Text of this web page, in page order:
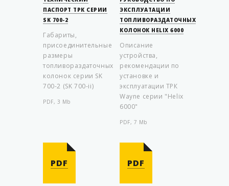
ПАСПОРТ ТРК СЕРИИ
SK 700-2
Габариты,
присоединительные
размеры
топливораздаточных
колонок серии SK
700-2 (SK 700-ii)
PDF, 3 Mb
ЭКСПЛУАТАЦИИ
ТОПЛИВОРАЗДАТОЧНЫХ
КОЛОНОК HELIX 6000
Описание
устройства,
рекомендации по
установке и
эксплуатации ТРК
Wayne серии "Helix
6000"
PDF, 7 Mb
PDF PDF